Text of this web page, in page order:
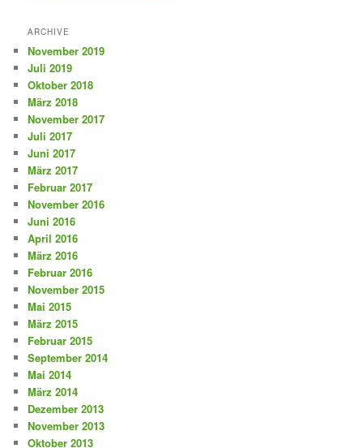
ARCHIVE
November 2019
Juli 2019
Oktober 2018
März 2018
November 2017
Juli 2017
Juni 2017
März 2017
Februar 2017
November 2016
Juni 2016
April 2016
März 2016
Februar 2016
November 2015
Mai 2015
März 2015
Februar 2015
September 2014
Mai 2014
März 2014
Dezember 2013
November 2013
Oktober 2013